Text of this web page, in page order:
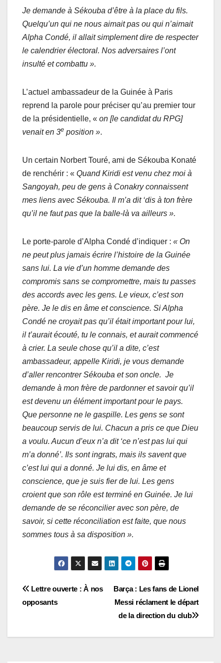
Je demande à Sékouba d’être à la place du fils.
Quelqu’un qui ne nous aimait pas ou qui n’aimait
Alpha Condé, il allait simplement dire de respecter
le calendrier électoral. Nos adversaires l’ont
insulté et combattu ».
L’actuel ambassadeur de la Guinée à Paris
reprend la parole pour préciser qu’au premier tour
de la présidentielle, « on [le candidat du RPG]
venait en 3e position ».
Un certain Norbert Touré, ami de Sékouba Konaté
de renchérir : « Quand Kiridi est venu chez moi à
Sangoyah, peu de gens à Conakry connaissent
mes liens avec Sékouba. Il m’a dit ‘dis à ton frère
qu’il ne faut pas que la balle-là va ailleurs ».
Le porte-parole d’Alpha Condé d’indiquer : « On
ne peut plus jamais écrire l’histoire de la Guinée
sans lui. La vie d’un homme demande des
compromis sans se compromettre, mais tu passes
des accords avec les gens. Le vieux, c’est son
père. Je le dis en âme et conscience. Si Alpha
Condé ne croyait pas qu’il était important pour lui,
il t’aurait écouté, tu le connais, et aurait commencé
à crier. La seule chose qu’il a dite, c’est
ambassadeur, appelle Kiridi, je vous demande
d’aller rencontrer Sékouba et son oncle. Je
demande à mon frère de pardonner et savoir qu’il
est devenu un élément important pour le pays.
Que personne ne le gaspille. Les gens se sont
beaucoup servis de lui. Chacun a pris ce que Dieu
a voulu. Aucun d’eux n’a dit ‘ce n’est pas lui qui
m’a donné’. Ils sont ingrats, mais ils savent que
c’est lui qui a donné. Je lui dis, en âme et
conscience, que je suis fier de lui. Les gens
croient que son rôle est terminé en Guinée. Je lui
demande de se réconcilier avec son père, de
savoir, si cette réconciliation est faite, que nous
sommes tous à sa disposition ».
Navigation
de
l’article
Barça : Les fans de Lionel
Messi réclament le départ
de la direction du club
Lettre ouverte : À nos
opposants